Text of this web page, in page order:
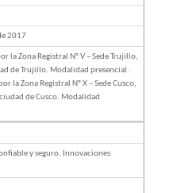
2017
la Zona Registral N° V – Sede Trujillo,
de Trujillo. Modalidad presencial.
la Zona Registral N° X – Sede Cusco,
de Cusco. Modalidad
y seguro. Innovaciones